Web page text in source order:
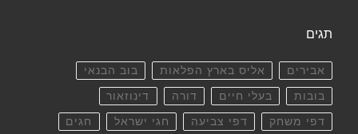
תגים
אבירים אליס בארץ הפלאות בוב הבנאי
בובות בעלי חיים דורה דינוזאור
דפי משחק דפי צביעה חגי ישראל חגים